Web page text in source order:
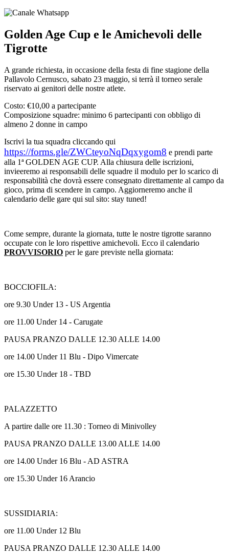
Golden Age Cup e le Amichevoli delle
Tigrotte
A grande richiesta, in occasione della festa di fine stagione della
Pallavolo Cernusco, sabato 23 maggio, si terrà il torneo serale
riservato ai genitori delle nostre atlete.
Costo: €10,00 a partecipante
Composizione squadre: minimo 6 partecipanti con obbligo di
almeno 2 donne in campo
Iscrivi la tua squadra cliccando qui
https://forms.gle/ZWCteyoNqDqxygom8 e prendi parte
alla 1ª GOLDEN AGE CUP. Alla chiusura delle iscrizioni,
invieeremo ai responsabili delle squadre il modulo per lo scarico di
responsabilità che dovrà essere consegnato direttamente al campo da
gioco, prima di scendere in campo. Aggiorneremo anche il
calendario delle gare qui sul sito: stay tuned!
Come sempre, durante la giornata, tutte le nostre tigrotte saranno
occupate con le loro rispettive amichevoli. Ecco il calendario
PROVVISORIO per le gare previste nella giornata:
BOCCIOFILA:
ore 9.30 Under 13 - US Argentia
ore 11.00 Under 14 - Carugate
PAUSA PRANZO DALLE 12.30 ALLE 14.00
ore 14.00 Under 11 Blu - Dipo Vimercate
ore 15.30 Under 18 - TBD
PALAZZETTO
A partire dalle ore 11.30 : Torneo di Minivolley
PAUSA PRANZO DALLE 13.00 ALLE 14.00
ore 14.00 Under 16 Blu - AD ASTRA
ore 15.30 Under 16 Arancio
SUSSIDIARIA:
ore 11.00 Under 12 Blu
PAUSA PRANZO DALLE 12.30 ALLE 14.00